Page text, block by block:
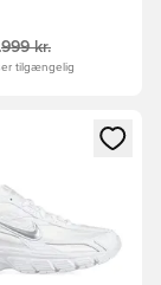
999 kr.
tilgængelig
dig som
til at logge